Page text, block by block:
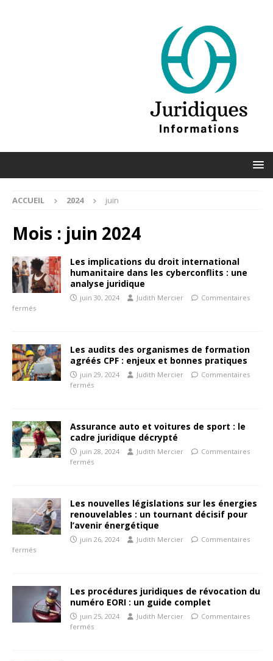
ACCUEIL 2024 juin
Mois : juin 2024
Les implications du droit international
humanitaire dans les cyberconflits : une
analyse juridique
juin 30, 2024 Judith Mercier
Commentaires
fermés
Les audits des organismes de formation
agréés CPF : enjeux et bonnes pratiques
juin 29, 2024 Judith Mercier
Commentaires
fermés
Assurance auto et voitures de sport : le
cadre juridique décrypté
juin 28, 2024 Judith Mercier
Commentaires
fermés
Les nouvelles législations sur les énergies
renouvelables : un tournant décisif pour
l’avenir énergétique
juin 26, 2024 Judith Mercier
Commentaires
fermés
Les procédures juridiques de révocation du
numéro EORI : un guide complet
juin 25, 2024 Judith Mercier
Commentaires
fermés